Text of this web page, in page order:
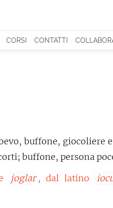
CORSI CONTATTI
buffone, giocoliere
buffone, persona
joglar , dal latino